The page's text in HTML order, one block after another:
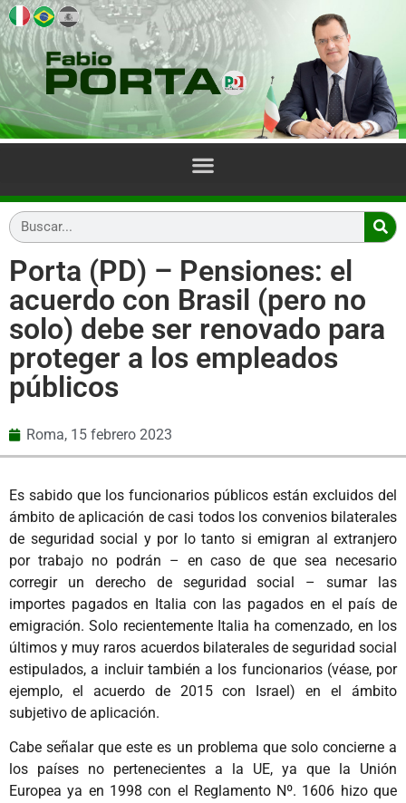
Porta (PD) – Pensiones: el
acuerdo con Brasil (pero no
solo) debe ser renovado para
proteger a los empleados
públicos
Roma, 15 febrero 2023
Es sabido que los funcionarios públicos están excluidos del
ámbito de aplicación de casi todos los convenios bilaterales
de seguridad social y por lo tanto si emigran al extranjero
por trabajo no podrán – en caso de que sea necesario
corregir un derecho de seguridad social – sumar las
importes pagados en Italia con las pagados en el país de
emigración. Solo recientemente Italia ha comenzado, en los
últimos y muy raros acuerdos bilaterales de seguridad social
estipulados, a incluir también a los funcionarios (véase, por
ejemplo, el acuerdo de 2015 con Israel) en el ámbito
subjetivo de aplicación.
Cabe señalar que este es un problema que solo concierne a
los países no pertenecientes a la UE, ya que la Unión
Europea ya en 1998 con el Reglamento Nº. 1606 hizo que